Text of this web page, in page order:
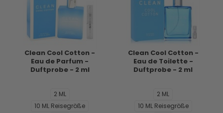
Clean Cool Cotton -
Eau de Parfum -
Duftprobe - 2 ml
2 ML
10 ML Reisegröße
Clean Cool Cotton -
Eau de Toilette -
Duftprobe - 2 ml
2 ML
10 ML Reisegröße